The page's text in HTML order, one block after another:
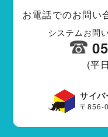
お電話でのお問い
システムお問
(平
サイ
〒856-